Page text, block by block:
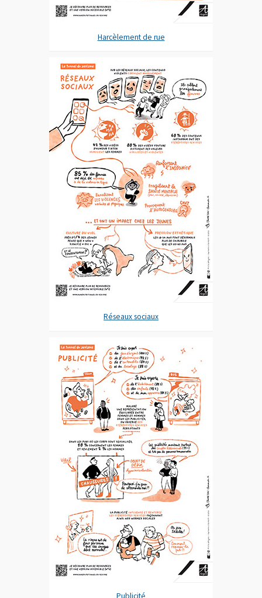
Harcèlement de rue
Réseaux sociaux